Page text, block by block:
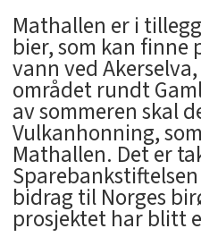
Mathallen er i
bier, som kan finne
vann ved
området rundt
av sommeren skal
Vulkanhonning,
Mathallen. Det er
Sparebankstiftelsen
bidrag til Norges
prosjektet har blitt